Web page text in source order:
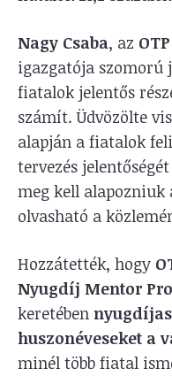
Nagy Csaba, az
igazgatója szomorú
fiatalok jelentős
számít. Üdvözölte
alapján a fiatalok
tervezés
meg kell alapozniuk
olvasható a
Hozzátették, hogy
Nyugdíj Mentor
keretében
huszonéveseket a
minél több fiatal